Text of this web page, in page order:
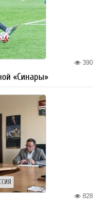
390
«Синары»
828